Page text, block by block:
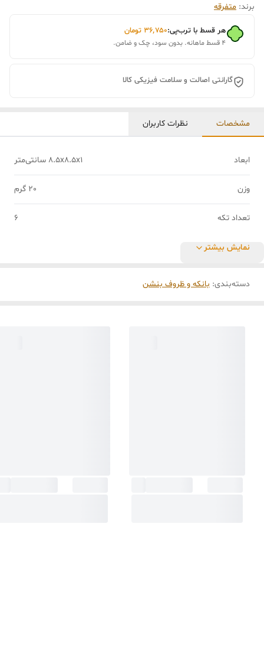
برند: متفرقه
هر قسط با ترب‌پی:۳۶٬۷۵۰ تومان
۴ قسط ماهانه. بدون سود، چک و ضامن.
گارانتی اصالت و سلامت فیزیکی کالا
مشخصات نظرات کاربران
ابعاد 8.5x8.5x1 سانتی‌متر
وزن 20 گرم
تعداد تکه 6
نمایش بیشتر
دسته‌بندی: بانکه و ظروف بنشن